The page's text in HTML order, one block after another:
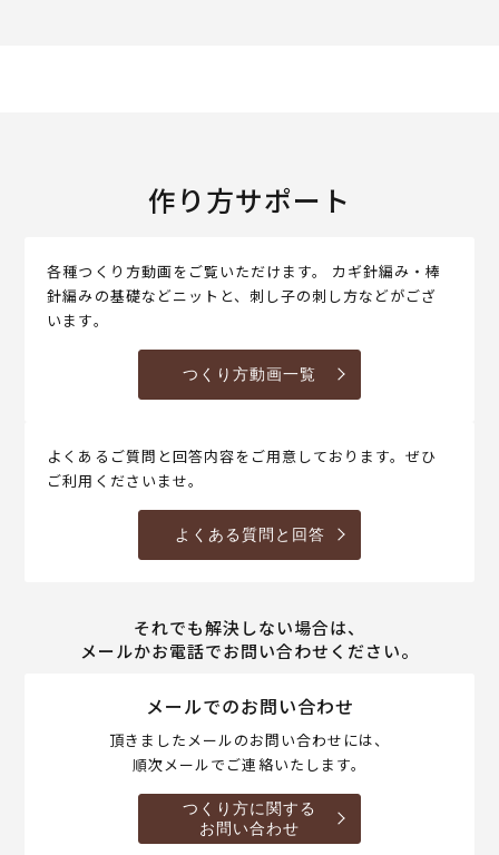
作り方サポート
各種つくり方動画をご覧いただけます。 カギ針編み・棒
針編みの基礎などニットと、刺し子の刺し方などがござ
います。
つくり方動画一覧
よくあるご質問と回答内容をご用意しております。ぜひ
ご利用くださいませ。
よくある質問と回答
それでも解決しない場合は、
メールかお電話でお問い合わせください。
メールでのお問い合わせ
頂きましたメールのお問い合わせには、
順次メールでご連絡いたします。
つくり方に関する
お問い合わせ